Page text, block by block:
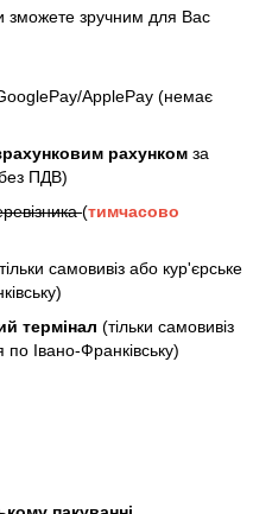
зручним для Вас
ApplePay (немає
рахунком за
ПДВ)
(тимчасово
самовивіз або кур'єрське
термінал (тільки самовивіз
Івано-Франківську)